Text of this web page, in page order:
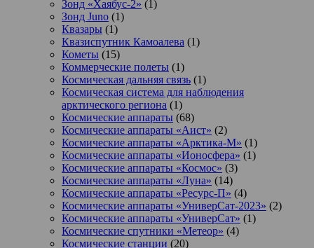
Зонд «Хаябус-2» (1)
Зонд Juno (1)
Квазары (1)
Квазиспутник Камоалева (1)
Кометы (15)
Коммерческие полеты (1)
Космическая дальняя связь (1)
Космическая система для наблюдения
арктического региона (1)
Космические аппараты (68)
Космические аппараты «Аист» (2)
Космические аппараты «Арктика-М» (1)
Космические аппараты «Ионосфера» (1)
Космические аппараты «Космос» (3)
Космические аппараты «Луна» (14)
Космические аппараты «Ресурс-П» (4)
Космические аппараты «УниверСат-2023» (2)
Космические аппараты «УниверСат» (1)
Космические спутники «Метеор» (4)
Космические станции (20)